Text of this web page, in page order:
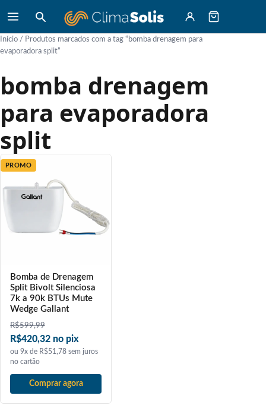
Início / Produtos marcados com a tag “bomba drenagem para
evaporadora split”
bomba drenagem
para evaporadora
split
PROMO
Bomba de Drenagem
Split Bivolt Silenciosa
7k a 90k BTUs Mute
Wedge Gallant
R$599,99
R$420,32 no pix
ou 9x de R$51,78 sem juros
no cartão
Comprar agora